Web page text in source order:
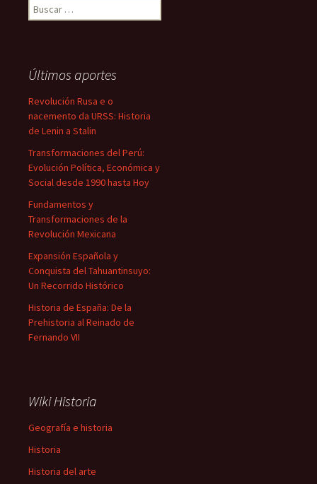
Buscar:
Últimos aportes
Revolución Rusa e o
nacemento da URSS: Historia
de Lenin a Stalin
Transformaciones del Perú:
Evolución Política, Económica y
Social desde 1990 hasta Hoy
Fundamentos y
Transformaciones de la
Revolución Mexicana
Expansión Española y
Conquista del Tahuantinsuyo:
Un Recorrido Histórico
Historia de España: De la
Prehistoria al Reinado de
Fernando VII
Wiki Historia
Geografía e historia
Historia
Historia del arte